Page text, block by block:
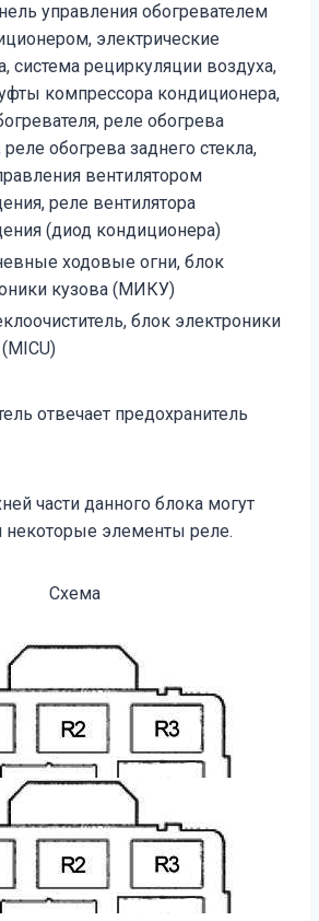
управления обогревателем
электрические
система рециркуляции воздуха,
компрессора кондиционера,
реле обогрева
реле обогрева заднего стекла,
вентилятором
реле вентилятора
(диод кондиционера)
ходовые огни, блок
кузова (МИКУ)
блок электроники
отвечает предохранитель
части данного блока могут
некоторые элементы реле.
Схема